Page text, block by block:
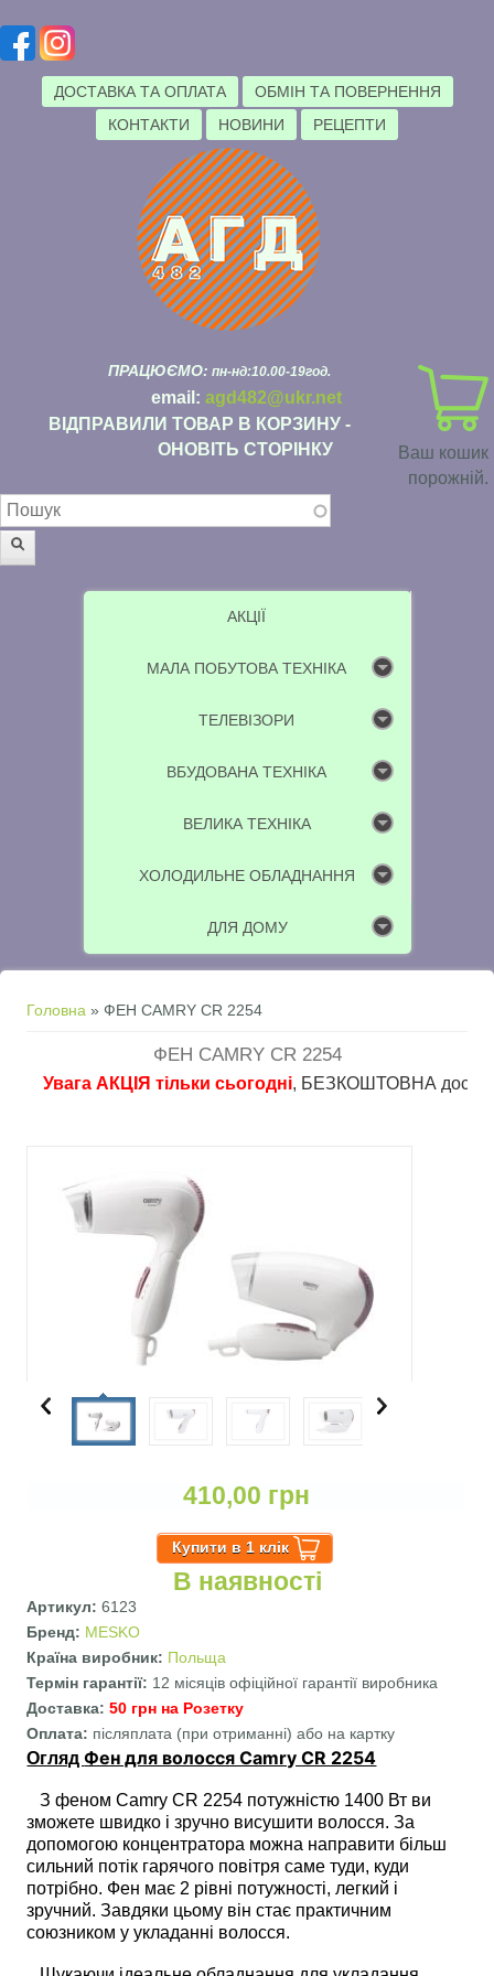
ДОСТАВКА ТА ОПЛАТА
ОБМІН ТА ПОВЕРНЕННЯ
КОНТАКТИ
НОВИНИ РЕЦЕПТИ
Ваш кошик
порожній.
ПРАЦЮЄМО: пн-нд:10.00-19год.
email: agd482@ukr.net
ВІДПРАВИЛИ ТОВАР В КОРЗИНУ -
ОНОВІТЬ СТОРІНКУ
Пошукова форма
АКЦІЇ
МАЛА ПОБУТОВА ТЕХНІКА
ТЕЛЕВІЗОРИ
ВБУДОВАНА ТЕХНІКА
ВЕЛИКА ТЕХНІКА
ХОЛОДИЛЬНЕ ОБЛАДНАННЯ
ДЛЯ ДОМУ
Ви є тут
Головна » ФЕН CAMRY CR 2254
ФЕН CAMRY CR 2254
Увага АКЦІЯ тільки сьогодні, БЕЗКОШТОВНА доставка в
410,00 грн
В наявності
Артикул:6123
Бренд: MESKO
Країна виробник: Польща
Термін гарантії: 12 місяців офіційної гарантії виробника
Доставка:50 грн на Розетку
Оплата: післяплата (при отриманні) або на картку
ОглядФен для волосся Camry CR 2254
З феном Camry CR 2254 потужністю 1400 Вт ви
зможете швидко і зручно висушити волосся. За
допомогою концентратора можна направити більш
сильний потік гарячого повітря саме туди, куди
потрібно. Фен має 2 рівні потужності, легкий і
зручний. Завдяки цьому він стає практичним
союзником у укладанні волосся.